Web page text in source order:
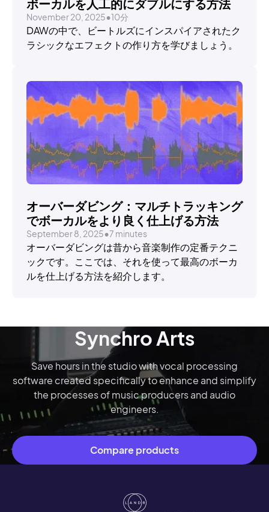
ボーカルを人工的にダブルにする方法
November 20, 2025•10分
DAWの中で、ビートルズにインスパイアされたク
ラシックなエフェクトの作り方を学びましょう。
オーバーダビング：マルチトラッキング
でボーカルをより良く仕上げる方法
September 8, 2025•7 minutes
オーバーダビングは昔から音楽制作の定番テクニ
ックです。ここでは、それを使って最高のボーカ
ルを仕上げる方法を紹介します。
Synchro Arts
Save hours in the studio with vocal processing
software created specifically to enhance and simplify
the processes of music producers and audio
engineers.
Compare products